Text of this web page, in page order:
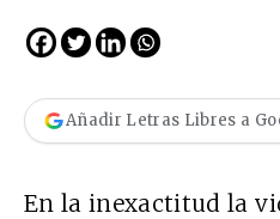
Añadir Letras Libres a
En la inexactitud la